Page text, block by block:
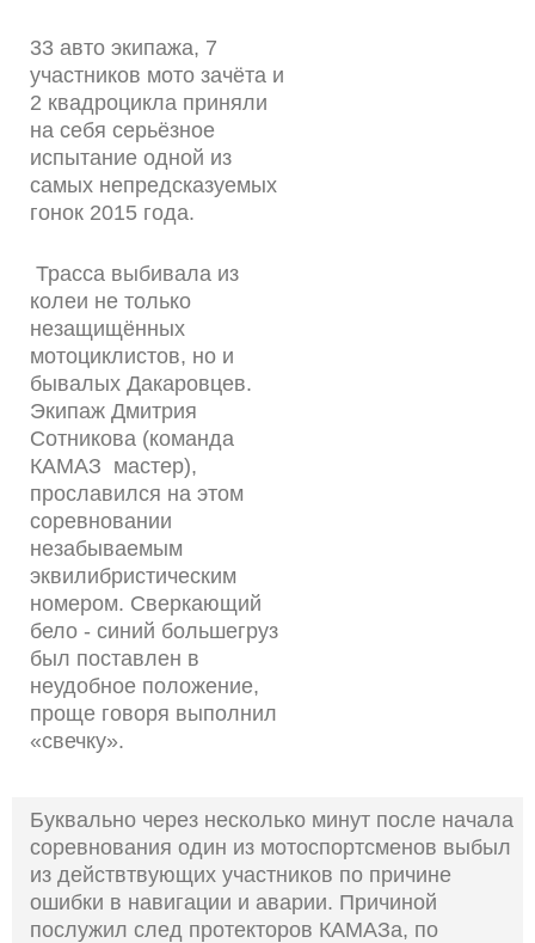
33 авто экипажа, 7
участников мото зачёта и
2 квадроцикла приняли
на себя серьёзное
испытание одной из
самых непредсказуемых
гонок 2015 года.
Трасса выбивала из
колеи не только
незащищённых
мотоциклистов, но и
бывалых Дакаровцев.
Экипаж Дмитрия
Сотникова (команда
КАМАЗ мастер),
прославился на этом
соревновании
незабываемым
эквилибристическим
номером. Сверкающий
бело - синий большегруз
был поставлен в
неудобное положение,
проще говоря выполнил
«свечку».
Буквально через несколько минут после начала
соревнования один из мотоспортсменов выбыл
из действтвующих участников по причине
ошибки в навигации и аварии. Причиной
послужил след протекторов КАМАЗа, по